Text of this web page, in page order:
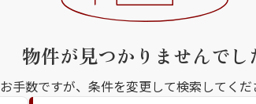
物件が見つかりませんでし
お手数ですが、条件を変更して検索してくだ